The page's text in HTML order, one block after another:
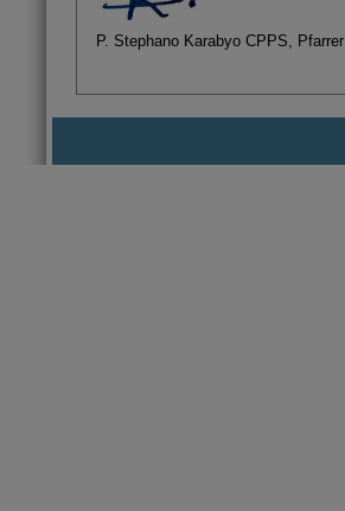
P. Stephano Karabyo CPPS, Pfarrer